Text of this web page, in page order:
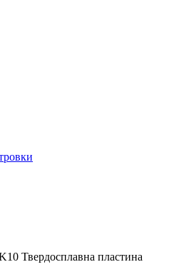
Твердосплавна пластина